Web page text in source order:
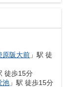
原阪大前 」駅 徒
徒歩15分
池 」駅 徒歩15分